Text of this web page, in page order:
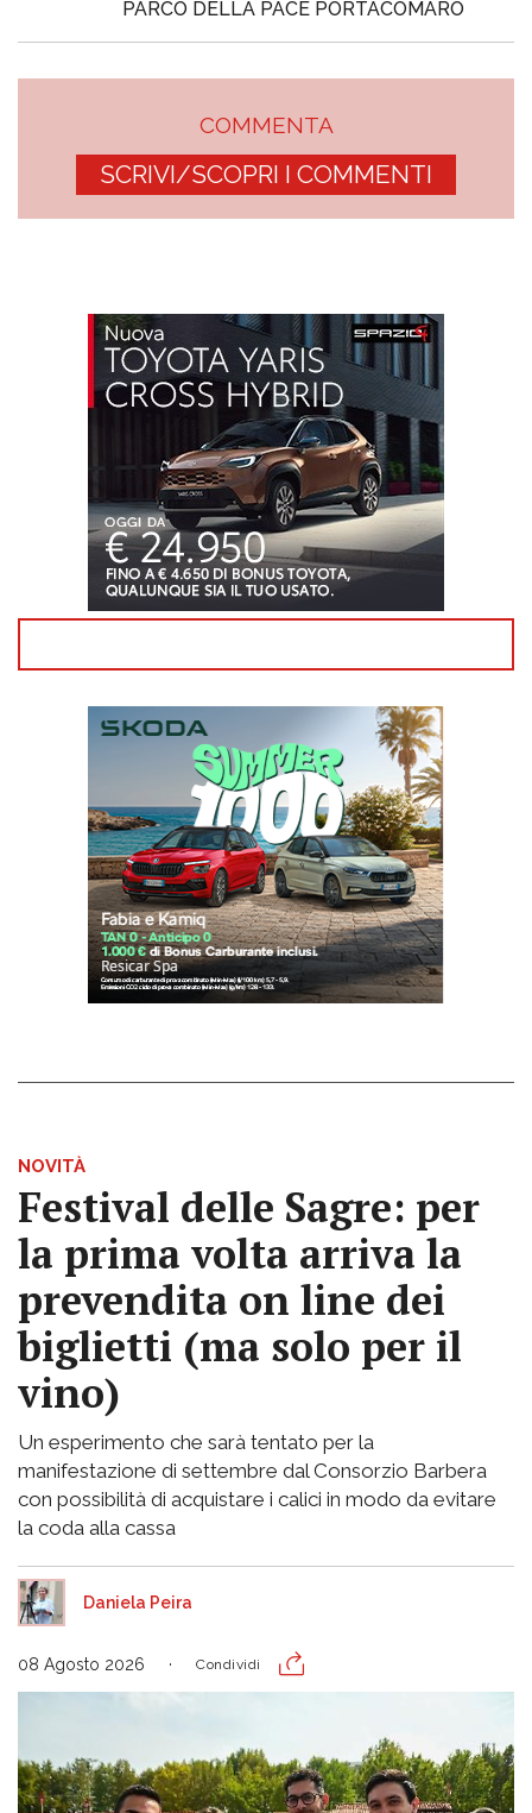
PARCO DELLA PACE PORTACOMARO
COMMENTA
SCRIVI/SCOPRI I COMMENTI
NOVITÀ
Festival delle Sagre: per
la prima volta arriva la
prevendita on line dei
biglietti (ma solo per il
vino)
Un esperimento che sarà tentato per la
manifestazione di settembre dal Consorzio Barbera
con possibilità di acquistare i calici in modo da evitare
la coda alla cassa
Daniela Peira
08 Agosto 2026 Condividi